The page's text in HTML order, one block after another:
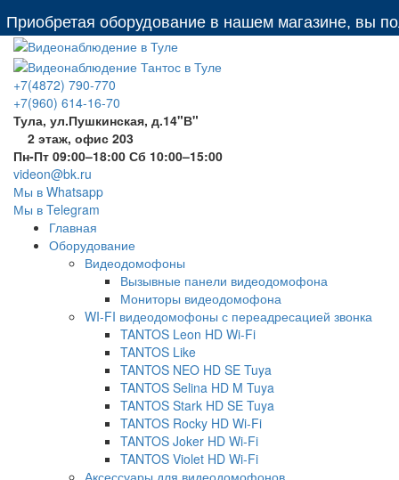
оборудование в нашем магазине, вы
+7(4872) 790-770
+7(960) 614-16-70
Тула, ул.Пушкинская, д.14"В"
2 этаж, офис 203
Пн-Пт 09:00–18:00 Сб 10:00–15:00
videon@bk.ru
Мы в Whatsapp
Мы в Telegram
Главная
Оборудование
Видеодомофоны
Вызывные панели видеодомофона
Мониторы видеодомофона
WI-FI видеодомофоны с переадресацией звонка
TANTOS Leon HD Wi-Fi
TANTOS Like
TANTOS NEO HD SE Tuya
TANTOS Selina HD M Tuya
TANTOS Stark HD SE Tuya
TANTOS Rocky HD Wi-Fi
TANTOS Joker HD Wi-Fi
TANTOS Violet HD Wi-Fi
Аксессуары для видеодомофонов